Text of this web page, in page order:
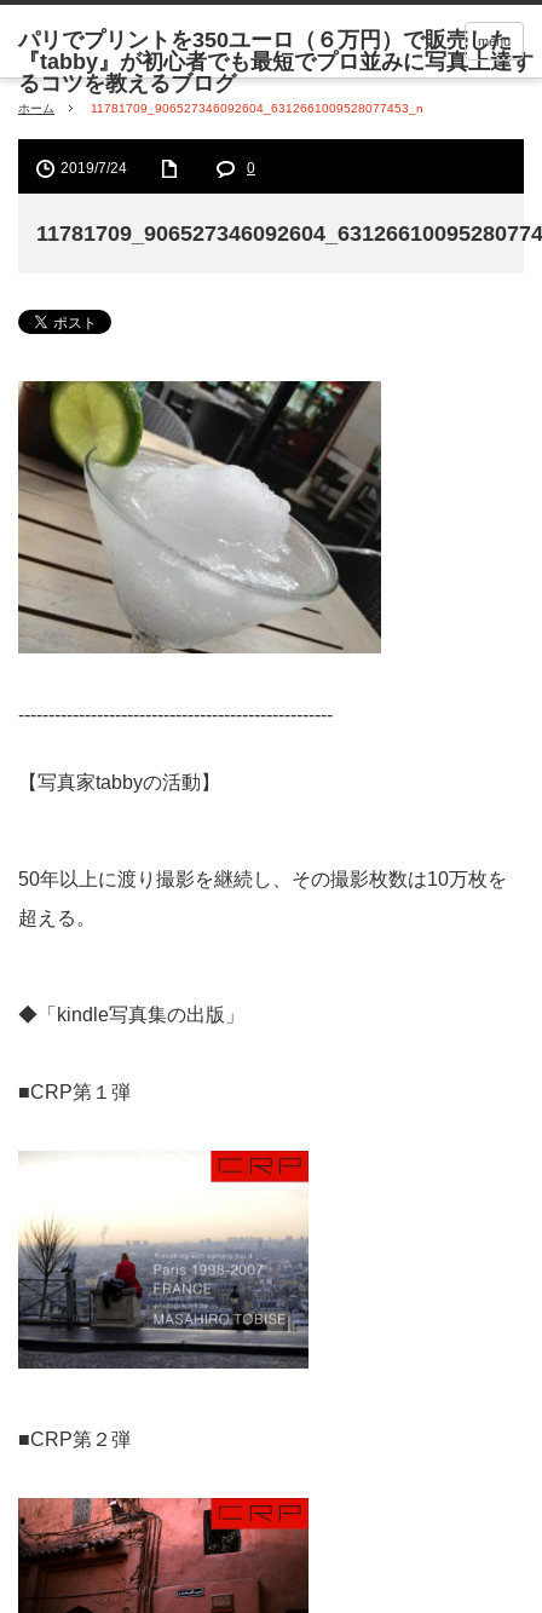
menu
ホーム 11781709_906527346092604_6312661009528077453_n
2019/7/24 0
----------------------------------------------------
【写真家tabbyの活動】
50年以上に渡り撮影を継続し、その撮影枚数は10万枚を
超える。
◆「kindle写真集の出版」
■CRP第１弾
■CRP第２弾